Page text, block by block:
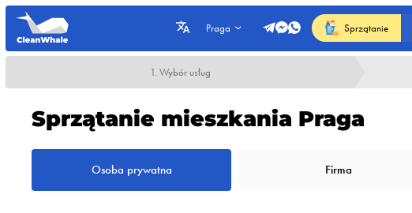
Praga Sprzątanie
1. Wybór usług
Sprzątanie mieszkania Praga
Osoba prywatna Firma